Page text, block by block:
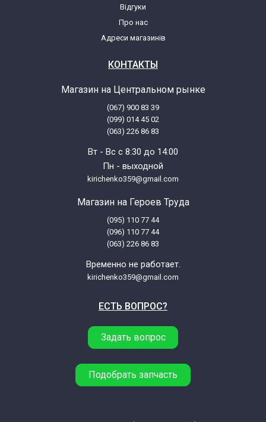
Candy CLT373DM47 31007053
Candy CLTG370DMS 31006984
Candy CLTHG272DS 31007669
Candy CLTHG370LS 31007078
Candy COT 10071D/1-S 31006095
Candy COT 11551D 31005938
Candy COT 12071D-S 31005760
Candy COT10061D1S 31006061
Candy COT11061D147 31006066
Відгуки
Про нас
Адреси магазинів
КОНТАКТЫ
Магазин на Центральном рынке
(067) 900 83 39
(099) 014 45 02
(063) 226 86 83
Вт - Вс с 8:30 до 14:00
Пн - выходной
kirichenko359@gmail.com
Магазин на Героев Труда
(095) 110 77 44
(096) 110 77 44
(063) 226 86 83
Временно не работает.
kirichenko359@gmail.com
ЕСТЬ ВОПРОС?
Задать вопрос
Подобрать запчасть